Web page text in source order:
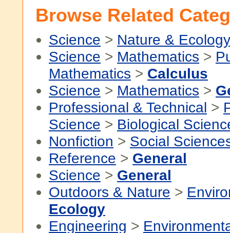
Browse Related
Science > Nature & Ecology
Science > Mathematics >
Mathematics > Calculus
Science > Mathematics >
Professional & Technical >
Science > Biological
Nonfiction > Social
Reference > General
Science > General
Outdoors & Nature >
Ecology
Engineering >